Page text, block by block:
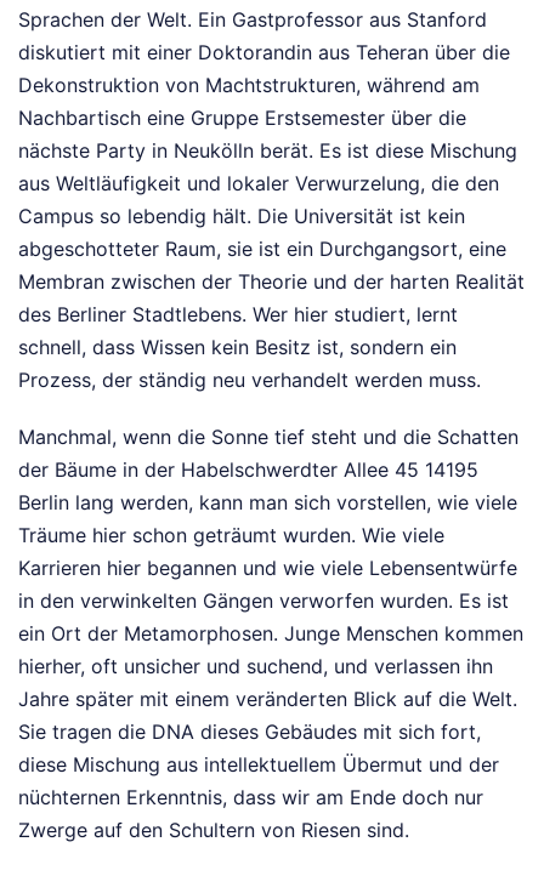
Sprachen der Welt. Ein Gastprofessor aus Stanford
diskutiert mit einer Doktorandin aus Teheran über die
Dekonstruktion von Machtstrukturen, während am
Nachbartisch eine Gruppe Erstsemester über die
nächste Party in Neukölln berät. Es ist diese Mischung
aus Weltläufigkeit und lokaler Verwurzelung, die den
Campus so lebendig hält. Die Universität ist kein
abgeschotteter Raum, sie ist ein Durchgangsort, eine
Membran zwischen der Theorie und der harten Realität
des Berliner Stadtlebens. Wer hier studiert, lernt
schnell, dass Wissen kein Besitz ist, sondern ein
Prozess, der ständig neu verhandelt werden muss.
Manchmal, wenn die Sonne tief steht und die Schatten
der Bäume in der Habelschwerdter Allee 45 14195
Berlin lang werden, kann man sich vorstellen, wie viele
Träume hier schon geträumt wurden. Wie viele
Karrieren hier begannen und wie viele Lebensentwürfe
in den verwinkelten Gängen verworfen wurden. Es ist
ein Ort der Metamorphosen. Junge Menschen kommen
hierher, oft unsicher und suchend, und verlassen ihn
Jahre später mit einem veränderten Blick auf die Welt.
Sie tragen die DNA dieses Gebäudes mit sich fort,
diese Mischung aus intellektuellem Übermut und der
nüchternen Erkenntnis, dass wir am Ende doch nur
Zwerge auf den Schultern von Riesen sind.